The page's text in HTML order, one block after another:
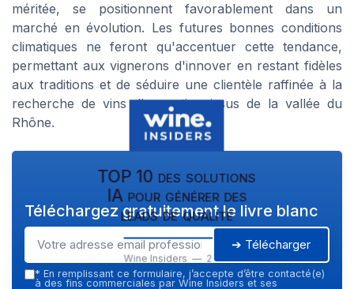
méritée, se positionnent favorablement dans un
marché en évolution. Les futures bonnes conditions
climatiques ne feront qu'accentuer cette tendance,
permettant aux vignerons d'innover en restant fidèles
aux traditions et de séduire une clientèle raffinée à la
recherche de vins d'exception issus de la vallée du
Rhône.
TOP 10 des solutions
IA pour générer des
leads de qualité
Wine Insiders — 2026
Téléchargez gratuitement le livre blanc
➔ Télécharger
* En remplissant ce formulaire, j’accepte d’être contacté(e)
à des fins commerciales par Wine Insiders et ses